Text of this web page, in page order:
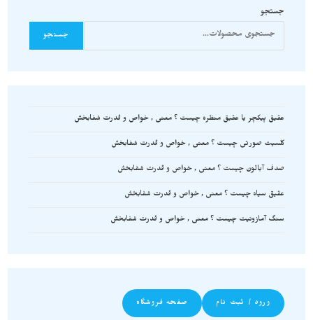
جستجو
جستجو
عقیق پیکچر یا عقیق منظره چیست ؟ معنی , خواص و قدرت شفابخش
کلسیت صورتی چیست ؟ معنی , خواص و قدرت شفابخش
صدف آبالون چیست ؟ معنی , خواص و قدرت شفابخش
عقیق سیاه چیست ؟ معنی , خواص و قدرت شفابخش
سنگ آمازونیت چیست ؟ معنی , خواص و قدرت شفابخش
ورود / ثبت نام صفحه فروشگاه